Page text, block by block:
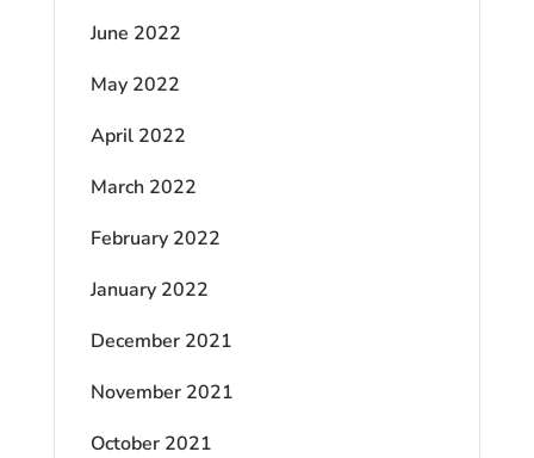
June 2022
May 2022
April 2022
March 2022
February 2022
January 2022
December 2021
November 2021
October 2021